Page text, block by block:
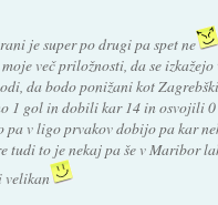
je super po drugi pa spet ne
več priložnosti, da se
da bodo ponižani kot
1 gol in dobili kar 14 in osvojili 0
pa v ligo prvakov dobijo pa kar
tudi to je nekaj pa še v Maribor
velikan